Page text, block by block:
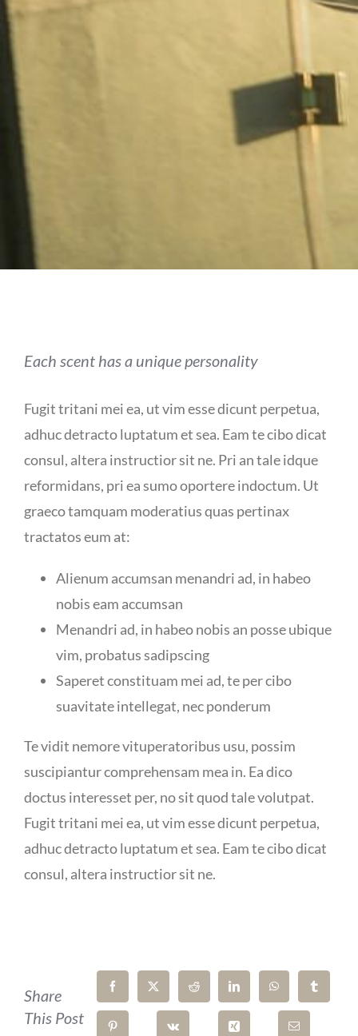
Each scent has a unique personality
Fugit tritani mei ea, ut vim esse dicunt perpetua,
adhuc detracto luptatum et sea. Eam te cibo dicat
consul, altera instructior sit ne. Pri an tale idque
reformidans, pri ea sumo oportere indoctum. Ut
graeco tamquam moderatius quas pertinax
tractatos eum at:
Alienum accumsan menandri ad, in habeo
nobis eam accumsan
Menandri ad, in habeo nobis an posse ubique
vim, probatus sadipscing
Saperet constituam mei ad, te per cibo
suavitate intellegat, nec ponderum
Te vidit nemore vituperatoribus usu, possim
suscipiantur comprehensam mea in. Ea dico
doctus interesset per, no sit quod tale volutpat.
Fugit tritani mei ea, ut vim esse dicunt perpetua,
adhuc detracto luptatum et sea. Eam te cibo dicat
consul, altera instructior sit ne.
Share
This Post